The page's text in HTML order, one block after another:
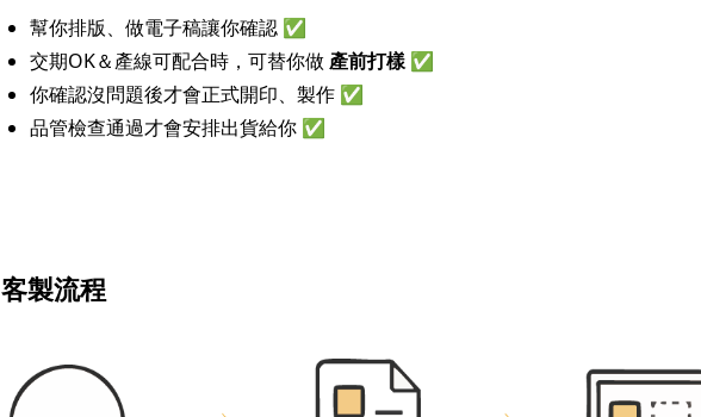
幫你排版、做電子稿讓你確認 ✅
交期OK＆產線可配合時，可替你做 產前打樣✅
你確認沒問題後才會正式開印、製作 ✅
品管檢查通過才會安排出貨給你 ✅
客製流程